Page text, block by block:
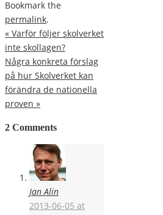
Bookmark the
permalink.
« Varför följer skolverket
inte skollagen?
Några konkreta förslag
på hur Skolverket kan
förändra de nationella
proven »
2 Comments
Jan Alin
2013-06-05 at